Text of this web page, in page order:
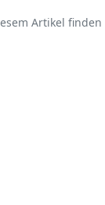
Artikel